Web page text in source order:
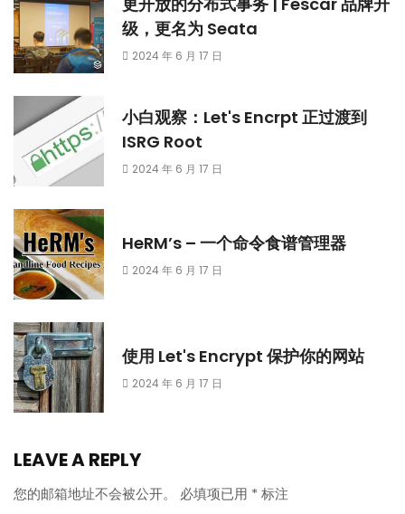
级，更名为 Seata
2024 年 6 月 17 日
小白观察：Let's Encrpt 正过渡到
ISRG Root
2024 年 6 月 17 日
HeRM’s – 一个命令食谱管理器
2024 年 6 月 17 日
使用 Let's Encrypt 保护你的网站
2024 年 6 月 17 日
LEAVE A REPLY
您的邮箱地址不会被公开。 必填项已用 * 标注